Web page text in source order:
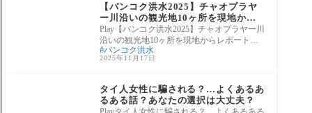
【バンコク洪水2025】チャオプラヤ
ー川沿いの観光地10ヶ所を現地から
レポート！
Play【バンコク洪水2025】チャオプラヤー川
沿いの観光地10ヶ所を現地からレポート！
今年は、2011年以来といわれる規模の洪水
が懸念さ
バンコク洪水
2025年11月17日
タイ人女性に騙される？…よくあるあ
るある話？あなたの選択は大丈夫？